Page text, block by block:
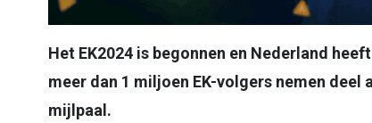
Het EK2024 is begonnen en Nederland
meer dan 1 miljoen EK-volgers nemen deel
mijlpaal.